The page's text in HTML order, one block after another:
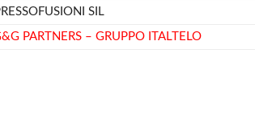
SIL
PARTNERS – GRUPPO ITALTELO